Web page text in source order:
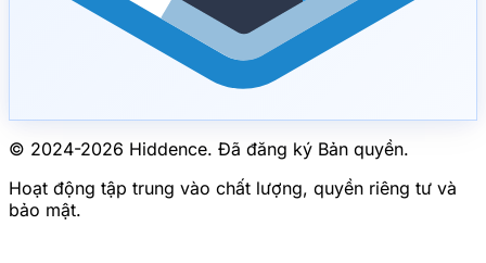
© 2024-2026 Hiddence. Đã đăng ký Bản quyền.
Hoạt động tập trung vào chất lượng, quyền riêng tư và
bảo mật.